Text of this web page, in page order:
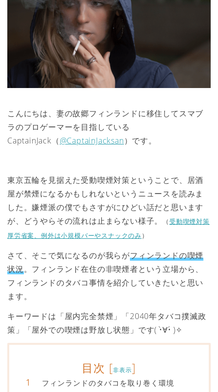
こんにちは、妻の故郷フィンランドに移住してスマブ
ラのプロゲーマーを目指している
CaptainJack（@CaptainJacksan）です。
東京五輪を見据えた受動喫煙対策ということで、居酒
屋が禁煙になるかもしれないというニュースを読みま
した。嫌煙派の僕でもさすがにひどい話だと思います
が、どうやらその流れは止まらない様子。
（受動喫煙対策
厚労省案、例外は小規模バーやスナックのみ）
さて、そこで気になるのが我らがフィンランドの喫煙
状況。フィンランド在住の非喫煙者という立場から、
フィンランドのタバコ事情を紹介していきたいと思い
ます。
キーワードは「屋内完全禁煙」「2040年タバコ撲滅政
策」「屋外での喫煙は野放し状態」です( •̀∀•́ )✧
目次 [非表示]
フィンランドのタバコを取り巻く環境